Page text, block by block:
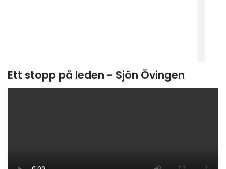
Ett stopp på leden - Sjön Övingen